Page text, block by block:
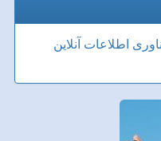
اطلاعات آنلاین